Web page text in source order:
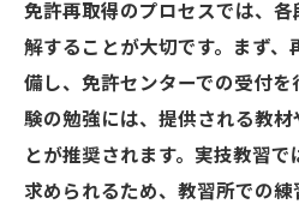
免許再取得のプロセスでは、
解することが大切です。まず、
備し、免許センターでの受付
験の勉強には、提供される教
とが推奨されます。実技教習
求められるため、教習所での